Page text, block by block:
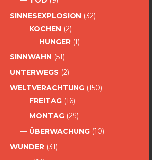
SINNESEXPLOSION (32)
KOCHEN (2)
HUNGER (1)
SINNWAHN (51)
UNTERWEGS (2)
WELTVERACHTUNG (150)
FREITAG (16)
MONTAG (29)
ÜBERWACHUNG (10)
WUNDER (31)